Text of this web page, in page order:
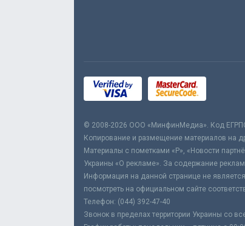
© 2008-2026 ООО «МинфинМедиа». Код
Копирование и размещение материалов на
Материалы с пометками «Р», «Новости
Украины «О рекламе». За содержание
Информация на данной странице не
посмотреть на официальном сайте
Телефон: (044) 392-47-40
Звонок в пределах территории Украины со